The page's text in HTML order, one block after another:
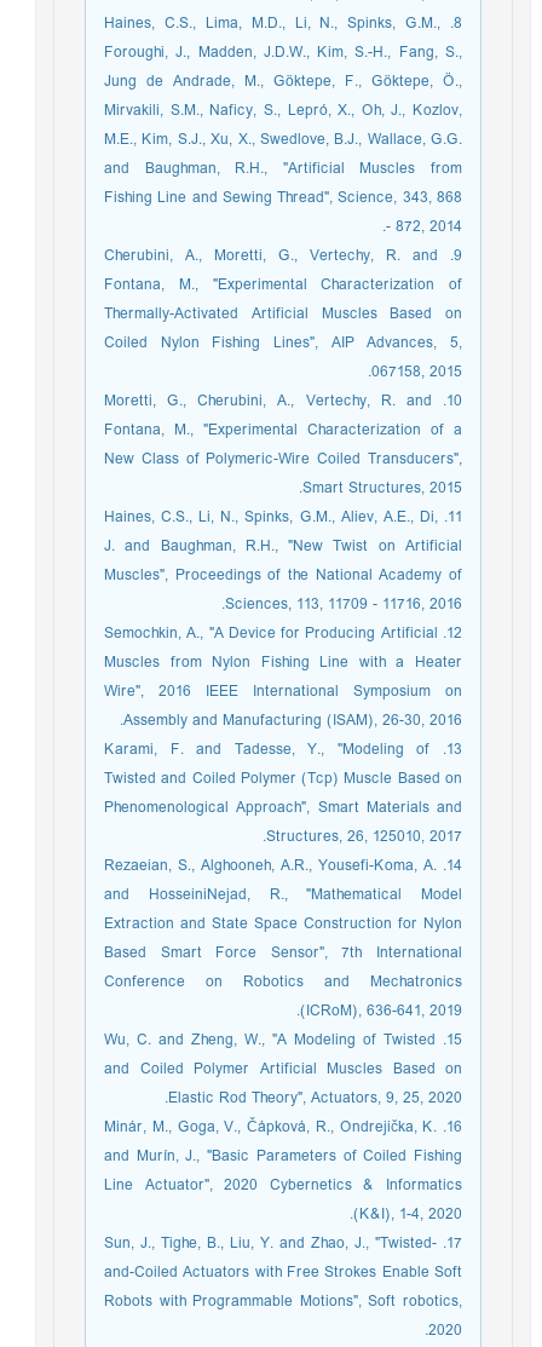
8. Haines, C.S., Lima, M.D., Li, N., Spinks, G.M.,
Foroughi, J., Madden, J.D.W., Kim, S.-H., Fang, S.,
Jung de Andrade, M., Göktepe, F., Göktepe, Ö.,
Mirvakili, S.M., Naficy, S., Lepró, X., Oh, J., Kozlov,
M.E., Kim, S.J., Xu, X., Swedlove, B.J., Wallace, G.G.
and Baughman, R.H., "Artificial Muscles from
Fishing Line and Sewing Thread", Science, 343, 868
- 872, 2014.
9. Cherubini, A., Moretti, G., Vertechy, R. and
Fontana, M., "Experimental Characterization of
Thermally-Activated Artificial Muscles Based on
Coiled Nylon Fishing Lines", AIP Advances, 5,
067158, 2015.
10. Moretti, G., Cherubini, A., Vertechy, R. and
Fontana, M., "Experimental Characterization of a
New Class of Polymeric-Wire Coiled Transducers",
Smart Structures, 2015.
11. Haines, C.S., Li, N., Spinks, G.M., Aliev, A.E., Di,
J. and Baughman, R.H., "New Twist on Artificial
Muscles", Proceedings of the National Academy of
Sciences, 113, 11709 - 11716, 2016.
12. Semochkin, A., "A Device for Producing Artificial
Muscles from Nylon Fishing Line with a Heater
Wire", 2016 IEEE International Symposium on
Assembly and Manufacturing (ISAM), 26-30, 2016.
13. Karami, F. and Tadesse, Y., "Modeling of
Twisted and Coiled Polymer (Tcp) Muscle Based on
Phenomenological Approach", Smart Materials and
Structures, 26, 125010, 2017.
14. Rezaeian, S., Alghooneh, A.R., Yousefi-Koma, A.
and HosseiniNejad, R., "Mathematical Model
Extraction and State Space Construction for Nylon
Based Smart Force Sensor", 7th International
Conference on Robotics and Mechatronics
(ICRoM), 636-641, 2019.
15. Wu, C. and Zheng, W., "A Modeling of Twisted
and Coiled Polymer Artificial Muscles Based on
Elastic Rod Theory", Actuators, 9, 25, 2020.
16. Minár, M., Goga, V., Čápková, R., Ondrejička, K.
and Murín, J., "Basic Parameters of Coiled Fishing
Line Actuator", 2020 Cybernetics & Informatics
(K&I), 1-4, 2020.
17. Sun, J., Tighe, B., Liu, Y. and Zhao, J., "Twisted-
and-Coiled Actuators with Free Strokes Enable Soft
Robots with Programmable Motions", Soft robotics,
2020.